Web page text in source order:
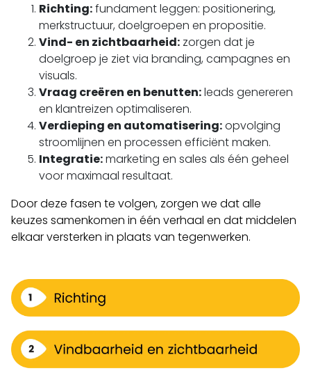
Richting:fundament leggen: positionering,
merkstructuur, doelgroepen en propositie.
Vind- en zichtbaarheid: zorgen dat je
doelgroep je ziet via branding, campagnes en
visuals.
Vraag creëren en benutten:leads genereren
en klantreizen optimaliseren.
Verdieping en automatisering:opvolging
stroomlijnen en processen efficiënt maken.
Integratie:marketing en sales als één geheel
voor maximaal resultaat.
Door deze fasen te volgen, zorgen we dat alle
keuzes samenkomen in één verhaal en dat middelen
elkaar versterken in plaats van tegenwerken.